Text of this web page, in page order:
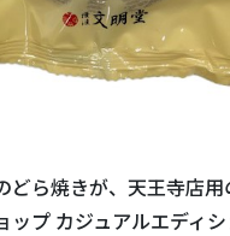
どら焼きが、天王寺店
ップ カジュアルエディ